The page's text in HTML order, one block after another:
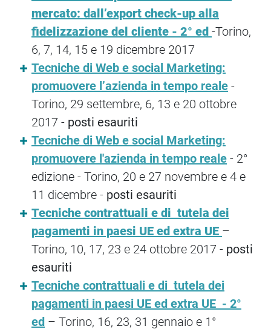
mercato: dall’export check-up alla
fidelizzazione del cliente - 2° ed -Torino,
6, 7, 14, 15 e 19 dicembre 2017
Tecniche di Web e social Marketing:
promuovere l’azienda in tempo reale -
Torino, 29 settembre, 6, 13 e 20 ottobre
2017 - posti esauriti
Tecniche di Web e social Marketing:
promuovere l'azienda in tempo reale - 2°
edizione - Torino, 20 e 27 novembre e 4 e
11 dicembre - posti esauriti
Tecniche contrattuali e di tutela dei
pagamenti in paesi UE ed extra UE –
Torino, 10, 17, 23 e 24 ottobre 2017 - posti
esauriti
Tecniche contrattuali e di tutela dei
pagamenti in paesi UE ed extra UE - 2°
ed – Torino, 16, 23, 31 gennaio e 1°